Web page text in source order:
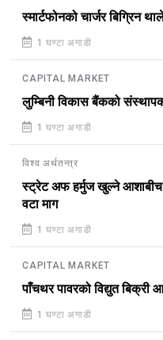
स्मार्टफोनको चार्जर बिग्रिन
1 घण्टा अगाडी
CAPITAL MARKET
लुम्बिनी विकास बैंकको
1 घण्टा अगाडी
विश्व अर्थतन्त्र
स्ट्रेट अफ हर्मुज खुल्ने आशाबीच
वटा माग
1 घण्टा अगाडी
CAPITAL MARKET
पाँचथर पावरको विद्युत बिक्री
1 घण्टा अगाडी